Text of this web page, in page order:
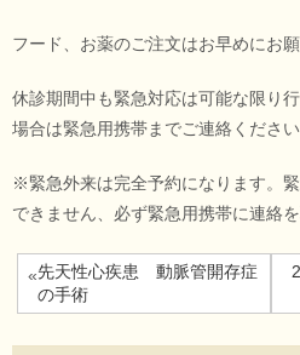
フード、お薬のご注文はお早めにお願
休診期間中も緊急対応は可能な限り
場合は緊急用携帯までご連絡ください
※緊急外来は完全予約になります。
できません、必ず緊急用携帯に連絡
«先天性心疾患 動脈管開存症
の手術